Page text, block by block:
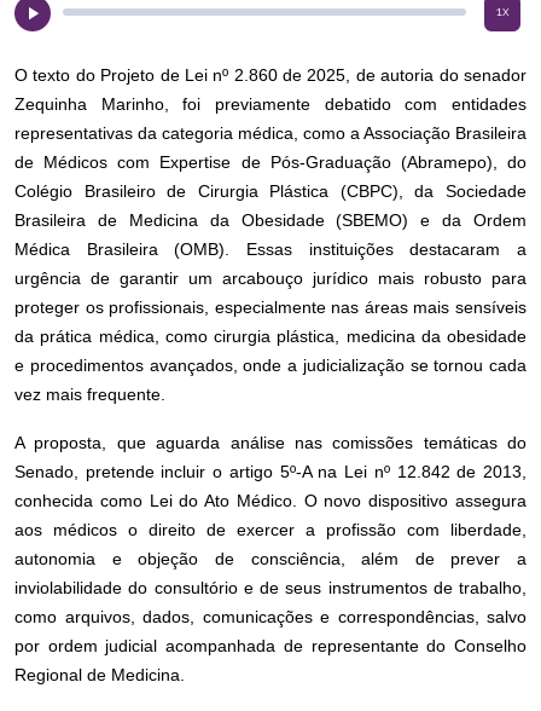
1x
O texto do Projeto de Lei nº 2.860 de 2025, de autoria do senador
Zequinha Marinho, foi previamente debatido com entidades
representativas da categoria médica, como a Associação Brasileira
de Médicos com Expertise de Pós-Graduação (Abramepo), do
Colégio Brasileiro de Cirurgia Plástica (CBPC), da Sociedade
Brasileira de Medicina da Obesidade (SBEMO) e da Ordem
Médica Brasileira (OMB). Essas instituições destacaram a
urgência de garantir um arcabouço jurídico mais robusto para
proteger os profissionais, especialmente nas áreas mais sensíveis
da prática médica, como cirurgia plástica, medicina da obesidade
e procedimentos avançados, onde a judicialização se tornou cada
vez mais frequente.
A proposta, que aguarda análise nas comissões temáticas do
Senado, pretende incluir o artigo 5º-A na Lei nº 12.842 de 2013,
conhecida como Lei do Ato Médico. O novo dispositivo assegura
aos médicos o direito de exercer a profissão com liberdade,
autonomia e objeção de consciência, além de prever a
inviolabilidade do consultório e de seus instrumentos de trabalho,
como arquivos, dados, comunicações e correspondências, salvo
por ordem judicial acompanhada de representante do Conselho
Regional de Medicina.